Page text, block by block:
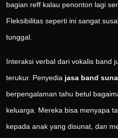
bagian reff kalau penonton lagi
Fleksibilitas seperti ini sangat
tunggal.
Interaksi verbal dari vokalis band
terukur. Penyedia jasa band
berpengalaman tahu betul
keluarga. Mereka bisa menyapa
kepada anak yang disunat, dan